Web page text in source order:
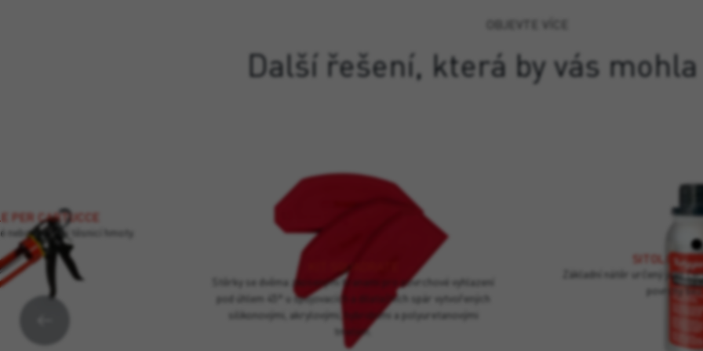
OBJEVTE VÍCE
Další řešení, která by vás
PER CARTUCCE
hybridní těsnicí hmoty.
Stěrky se dvěma zkosenými hranami pro povrchové vyhlazení
pod úhlem 45° u spojovacích a dilatačních spár vytvořených
silikonovými, akrylovými, hybridními a polyuretanovými
tmelem.
SITOL®
Základní nátěr určený jako
povrchy